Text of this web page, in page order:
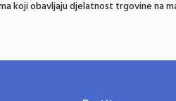
koji obavljaju djelatnost trgovine na